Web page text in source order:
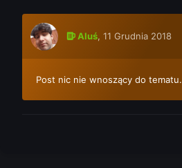
Aluś, 11 Grudnia 2018
Post nic nie wnoszący do tematu.